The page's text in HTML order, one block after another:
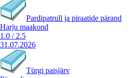
Pardipatrull ja piraatide pärand
Harju maakond
1.0 / 2.5
31.07.2026
Türgi paisjärv